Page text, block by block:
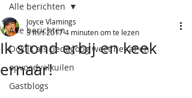
Alle berichten
Ook ik als pedagoog weet het af en
opvoedvalkuilen
Gastblogs
Alle berichten
Ik stond erbij en keek
ernaar!
Joyce Vlamings
3 mrt 20174 minuten om te lezen